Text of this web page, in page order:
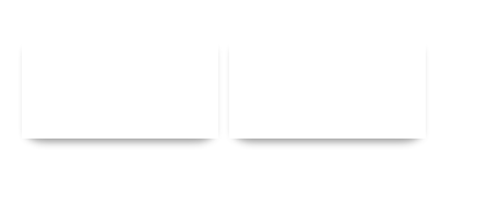
Αναλυτικά Αναλυτικά